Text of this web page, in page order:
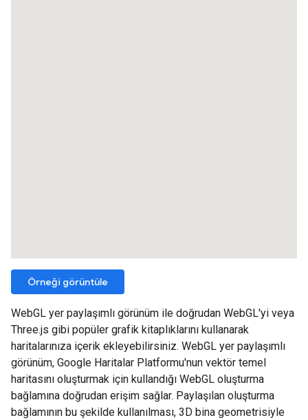
Örneği görüntüle
WebGL yer paylaşımlı görünüm ile doğrudan WebGL'yi veya
Three.js gibi popüler grafik kitaplıklarını kullanarak
haritalarınıza içerik ekleyebilirsiniz. WebGL yer paylaşımlı
görünüm, Google Haritalar Platformu'nun vektör temel
haritasını oluşturmak için kullandığı WebGL oluşturma
bağlamına doğrudan erişim sağlar. Paylaşılan oluşturma
bağlamının bu şekilde kullanılması, 3D bina geometrisiyle